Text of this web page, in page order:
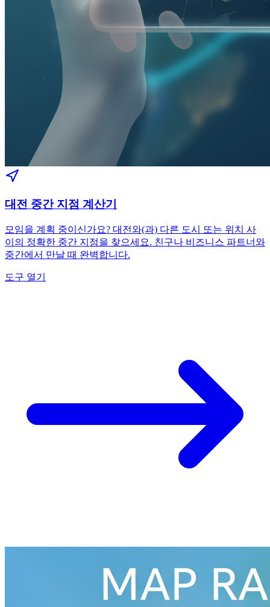
대전 중간 지점 계산기
모임을 계획 중이신가요? 대전와(과) 다른 도시 또는 위치 사
이의 정확한 중간 지점을 찾으세요. 친구나 비즈니스 파트너와
중간에서 만날 때 완벽합니다.
도구 열기